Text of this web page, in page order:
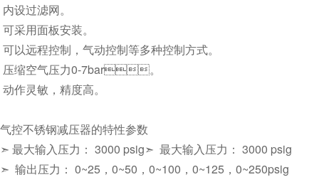
内设过滤网。
可采用面板安装。
可以远程控制，气动控制等多种控制方式。
压缩空气压力0-7bar。
动作灵敏，精度高。
气控不锈钢减压器的特性参数
➣ 最大输入压力： 3000 psig➣ 最大输入压力： 3000 psig
➣ 输出压力： 0~25，0~50，0~100，0~125，0~250psig